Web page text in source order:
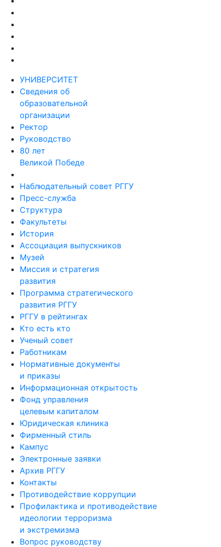
УНИВЕРСИТЕТ
Сведения об
образовательной
организации
Ректор
Руководство
80 лет
Великой Победе
Наблюдательный совет РГГУ
Пресс-служба
Структура
Факультеты
История
Ассоциация выпускников
Музей
Миссия и стратегия
развития
Программа стратегического
развития РГГУ
РГГУ в рейтингах
Кто есть кто
Ученый совет
Работникам
Нормативные документы
и приказы
Информационная открытость
Фонд управления
целевым капиталом
Юридическая клиника
Фирменный стиль
Кампус
Электронные заявки
Архив РГГУ
Контакты
Противодействие коррупции
Профилактика и противодействие
идеологии терроризма
и экстремизма
Вопрос руководству